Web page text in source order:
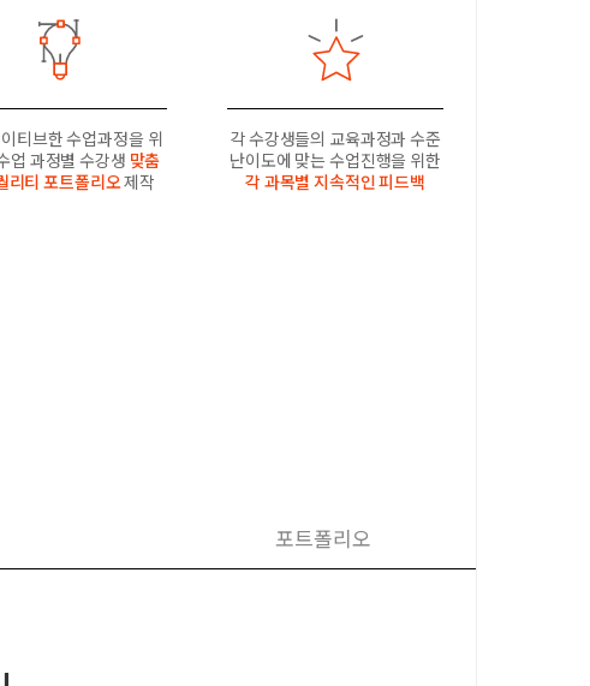
티브한 수업과정을 위
업 과정별 수강생 맞춤
리티 포트폴리오제작
각 수강생들의 교육과정과 수준
난이도에 맞는 수업진행을 위한
각 과목별 지속적인 피드백
포트폴리오